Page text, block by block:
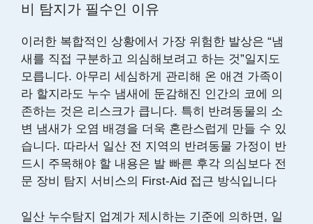
비 탐지가 필수인 이유
이러한 복합적인 상황에서 가장 위험한 발상은 “냄
새를 직접 구분하고 의심해보려고 하는 것”일지도
모릅니다. 아무리 세심하게 관리해 온 애견 가족이
라 할지라도 누수 냄새에 둔감해진 인간의 코에 의
존하는 것은 리스크가 큽니다. 특히 반려동물의 소
변 냄새가 오염 배경을 더욱 혼란스럽게 만들 수 있
습니다. 따라서 일산 전 지역의 반려동물 가정이 반
드시 주목해야 할 내용은 발 빠른 후각 의심보다 전
문 장비 탐지 서비스의 First-Aid 접근 방식입니다
일산 누수탐지 업계가 제시하는 기준에 의하면, 일